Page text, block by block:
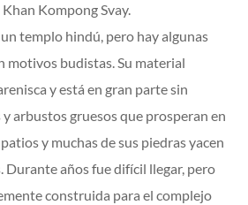
Kompong Svay.
templo hindú, pero hay algunas
motivos budistas. Su material
y está en gran parte sin
arbustos gruesos que prosperan en
y muchas de sus piedras yacen
Durante años fue difícil llegar, pero
construida para el complejo